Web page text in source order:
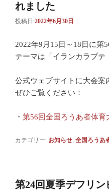
れました
投稿日:2022年6月30日
2022年9月15日～18日に第
テーマは「イランカラプ
公式ウェブサイトに大会案
ぜひご覧ください：
・ 第56回全国ろうあ者体育
カテゴリー: お知らせ 全国ろうあ
第24回夏季デフリ